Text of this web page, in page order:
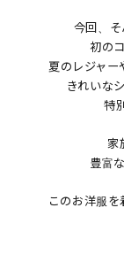
今回、
初の
夏のレジャー
きれいな
特
家
豊富
このお洋服